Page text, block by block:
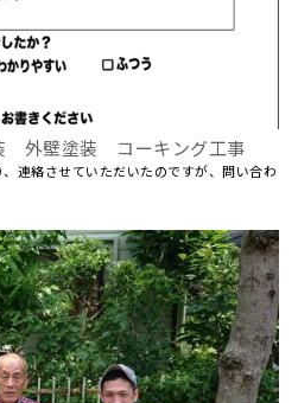
外壁塗装 コーキング工事
連絡させていただいたのですが、問い合わ